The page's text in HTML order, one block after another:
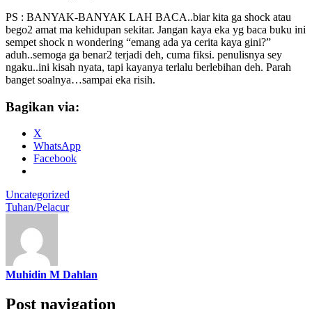
PS : BANYAK-BANYAK LAH BACA..biar kita ga shock atau
bego2 amat ma kehidupan sekitar. Jangan kaya eka yg baca buku ini
sempet shock n wondering “emang ada ya cerita kaya gini?”
aduh..semoga ga benar2 terjadi deh, cuma fiksi. penulisnya sey
ngaku..ini kisah nyata, tapi kayanya terlalu berlebihan deh. Parah
banget soalnya…sampai eka risih.
Bagikan via:
X
WhatsApp
Facebook
Uncategorized
Tuhan/Pelacur
Muhidin M Dahlan
Post navigation